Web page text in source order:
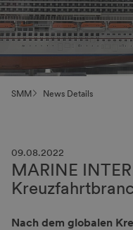
SMM News Details
09.08.2022
MARINE
Nach dem globalen